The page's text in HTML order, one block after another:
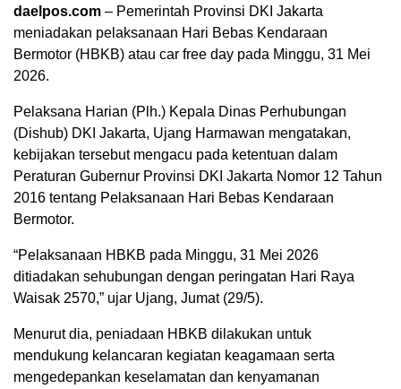
daelpos.com – Pemerintah Provinsi DKI Jakarta
meniadakan pelaksanaan Hari Bebas Kendaraan
Bermotor (HBKB) atau car free day pada Minggu, 31 Mei
2026.
Pelaksana Harian (Plh.) Kepala Dinas Perhubungan
(Dishub) DKI Jakarta, Ujang Harmawan mengatakan,
kebijakan tersebut mengacu pada ketentuan dalam
Peraturan Gubernur Provinsi DKI Jakarta Nomor 12 Tahun
2016 tentang Pelaksanaan Hari Bebas Kendaraan
Bermotor.
“Pelaksanaan HBKB pada Minggu, 31 Mei 2026
ditiadakan sehubungan dengan peringatan Hari Raya
Waisak 2570,” ujar Ujang, Jumat (29/5).
Menurut dia, peniadaan HBKB dilakukan untuk
mendukung kelancaran kegiatan keagamaan serta
mengedepankan keselamatan dan kenyamanan